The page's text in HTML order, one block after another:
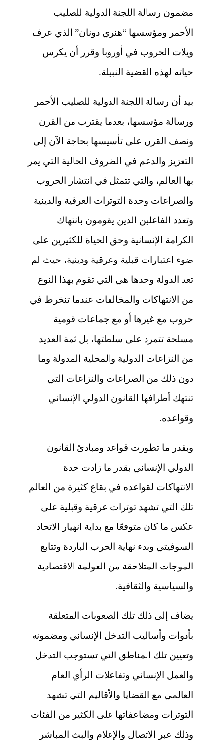
مضمون رسالة اللجنة الدولية للصليب
الأحمر ومؤسسها “هنري دونان” الذي عرف
ويلات الحروب في أوروبا وقرر أن يكرس
حياته لهذه القضية النبيلة.
بيد أن رسالة اللجنة الدولية للصليب الأحمر
ورسالة مؤسسها، بعدما يقترب من القرن
ونصف القرن على تأسيسها بحاجة الآن إلى
التعزيز والدعم في الظروف الحالية التي يمر
بها العالم، والتي تتمثل في انتشار الحروب
والصراعات وحدة التوترات العرقية والدينية
وتعدد الفاعلين الذين يقومون بانتهاك
الكرامة الإنسانية وحق الحياة للكثيرين على
ضوء اعتبارات قبلية وعرقية ودينية، حيث لم
تعد الدولة وحدها هي التي تقوم بهذا النوع
من الانتهاكات والمخالفات عندما تنخرط في
حروب مع غيرها أو مع جماعات قومية
مسلحة تتمرد على سلطتها، بل ثمة العديد
من النزاعات الدولية والمحلية المدولة وما
دون ذلك من الصراعات والنزاعات التي
تنتهك أطرافها القانون الدولي الإنساني
وقواعده.
وبقدر ما تطورت قواعد ومبادئ القانون
الدولي الإنساني بقدر ما زادت حدة
الانتهاكات لقواعده في بقاع كثيرة من العالم
تلك التي تشهد توترات عرقية وقبلية على
عكس ما كان متوقعًا مع بداية انهيار الاتحاد
السوفيتي وبدء نهاية الحرب الباردة وتتابع
الموجات المتلاحقة من العولمة الاقتصادية
والسياسية والثقافية.
يضاف إلى ذلك تلك الصعوبات المتعلقة
بأدوات وأساليب التدخل الإنساني ومضمونه
وتعيين تلك المناطق التي تستوجب التدخل
والعمل الإنساني وتفاعلات الرأي العام
العالمي مع القضايا والأقاليم التي تشهد
التوترات ومضاعفاتها على الكثير من الفئات
وذلك عبر الاتصال والإعلام والبث المباشر